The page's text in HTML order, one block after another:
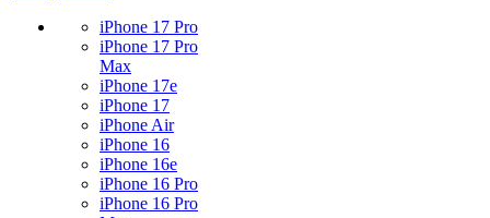
iPhone 17 Pro
iPhone 17 Pro
Max
iPhone 17e
iPhone 17
iPhone Air
iPhone 16
iPhone 16e
iPhone 16 Pro
iPhone 16 Pro